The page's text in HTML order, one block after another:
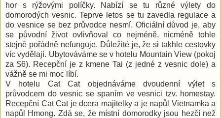
hor s rýžovými políčky. Nabízí se tu různé výlety do
domorodých vesnic. Teprve letos se tu zavedla regulace a
do vesnice se bez průvodce nesmí. Oficiální důvod je, aby
se původní život ovlivňoval co nejméně, nicméně tohle
stejně pořádně nefunguje. Důležité je, že si takhle cestovky
víc vydělají. Ubytováváme se v hotelu Mountain View (pokoj
za $6). Recepční je z kmene Tai (z jedné z vesnic dole) a
vážně se mi moc líbí.
V hotelu Cat Cat objednáváme dvoudenní výlet s
průvodcem do vesnic se spaním ve vesnici tzv. homestay.
Recepční Cat Cat je dcera majitelky a je napůl Vietnamka a
napůl Hmong. Zdá se, že místní domorodky jsou hezčí než